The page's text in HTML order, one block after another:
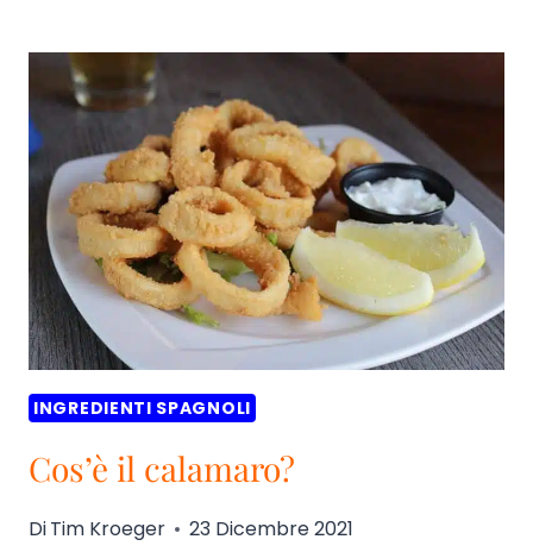
OLIVE
SPAGNOLE
INGREDIENTI SPAGNOLI
Cos’è il calamaro?
DiTim Kroeger 23 Dicembre 2021